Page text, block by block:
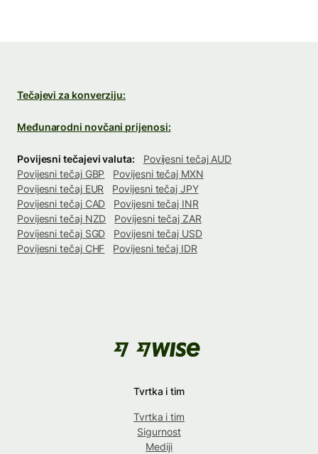
Tečajevi za konverziju:
Međunarodni novčani prijenosi:
Povijesni tečajevi valuta:
Povijesni tečaj AUD
Povijesni tečaj GBP
Povijesni tečaj MXN
Povijesni tečaj EUR
Povijesni tečaj JPY
Povijesni tečaj CAD
Povijesni tečaj INR
Povijesni tečaj NZD
Povijesni tečaj ZAR
Povijesni tečaj SGD
Povijesni tečaj USD
Povijesni tečaj CHF
Povijesni tečaj IDR
Tvrtka i tim
Tvrtka i tim
Sigurnost
Mediji